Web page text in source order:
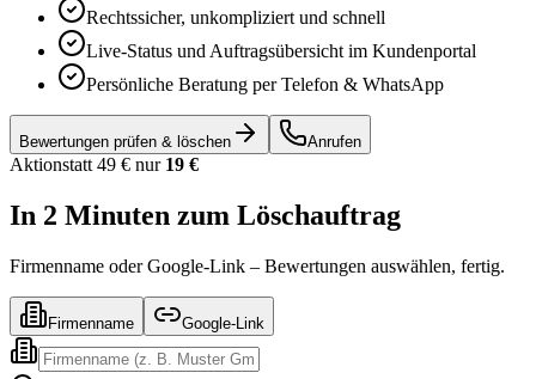
Rechtssicher, unkompliziert und schnell
Live-Status und Auftragsübersicht im Kundenportal
Persönliche Beratung per Telefon & WhatsApp
Bewertungen prüfen & löschen Anrufen
Aktionstatt 49 € nur 19 €
In 2 Minuten zum Löschauftrag
Firmenname oder Google-Link – Bewertungen auswählen, fertig.
Firmenname Google-Link